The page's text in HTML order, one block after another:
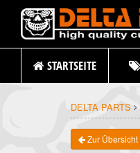
STARTSEITE
DELTA PARTS
Zur Übersicht